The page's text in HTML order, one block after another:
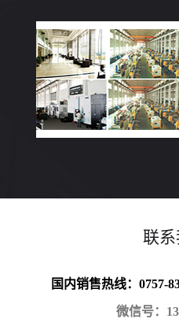
联系
国内销售热线：0757-
微信号：